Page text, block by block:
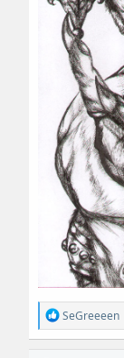
R
e
a
SeGreeeen